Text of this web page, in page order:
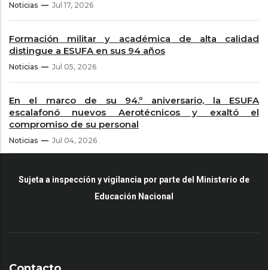
Noticias Jul 17, 2026
Formación militar y académica de alta calidad
distingue a ESUFA en sus 94 años
Noticias Jul 05, 2026
En el marco de su 94.º aniversario, la ESUFA
escalafonó nuevos Aerotécnicos y exaltó el
compromiso de su personal
Noticias Jul 04, 2026
Sujeta a inspección y vigilancia por parte del Ministerio de
Educación Nacional